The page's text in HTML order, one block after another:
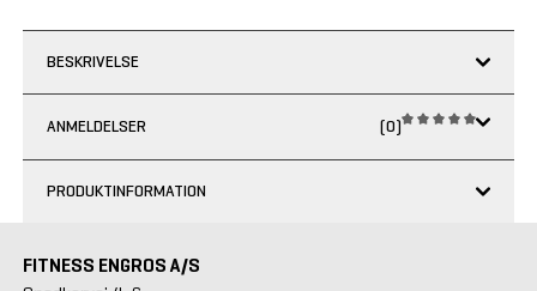
BESKRIVELSE
ANMELDELSER (0)
PRODUKTINFORMATION
FITNESS ENGROS A/S